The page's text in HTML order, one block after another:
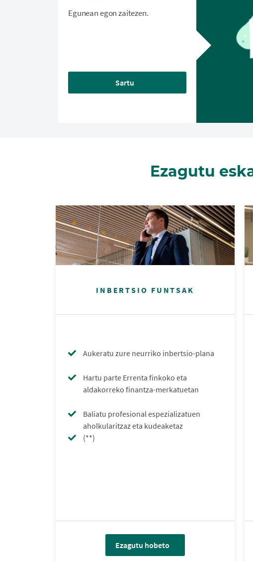
Egunean egon zaitezen.
Sartu
Ezagutu
INBERTSIO FUNTSAK
Aukeratu zure neurriko inbertsio-plana
Hartu parte Errenta finkoko eta
aldakorreko finantza-merkatuetan
Baliatu profesional espezializatuen
aholkularitzaz eta kudeaketaz
(**)
Ezagutu hobeto